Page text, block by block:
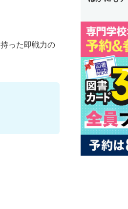
った即戦力の